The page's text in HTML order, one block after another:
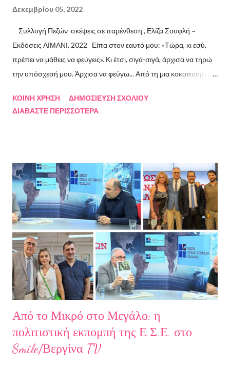
Δεκεμβρίου 05, 2022
Συλλογή Πεζών σκέψεις σε παρένθεση , Ελίζα Σουφλή ~
Εκδόσεις ΛΙΜΑΝΙ, 2022 Είπα στον εαυτό μου: «Τώρα, κι εσύ,
πρέπει να μάθεις να φεύγεις». Κι έτσι, σιγά-σιγά, άρχισα να τηρώ
την υπόσχεσή μου. Άρχισα να φεύγω... Από τη μια κακοποιητική
συμβάσεις ασύμβατες με το εγώ μου, από ταμπέλες που
Σχετικά με την συγγραφέα Η Ελίζα Σουφλή γεννήθηκε το 1989 και
μεγάλωσε στον Πειραιά. Αποφοίτησε από το Τμήμα Νομικής του
Αριστοτελείου Πανεπιστημίου Θεσσαλονίκης. Έχει κάνει επίσης
σπουδές στη μουσική, την ιστορία της τέχνης και τη φιλολογία
στην Ελλάδα και το εξωτερικό. Από το 2008 ασχολείται με την
πολιτιστική δημοσιογραφία και διατηρεί τον πολιτιστικό ιστότοπο
ART.harbour. Έζησε κα...
ΚΟΙΝΉ ΧΡΉΣΗ
ΔΗΜΟΣΊΕΥΣΗ ΣΧΟΛΊΟΥ
ΔΙΑΒΆΣΤΕ ΠΕΡΙΣΣΌΤΕΡΑ
Από το Μικρό στο Μεγάλο: η
πολιτιστική εκπομπή της Ε.Σ.Ε. στο
Smile/Βεργίνα TV